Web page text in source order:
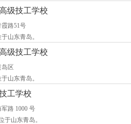
和管理经验，拓宽学生实习和就
会达成协议，每年有几十名品学
本进行专业实习，回国的学生外
到较高水平。
景点，各大宾馆及餐饮公司有良
级技工学校
路51号
山东青岛。
级技工学校
岛区
山东青岛。
工学校
路 1000 号
于山东青岛。